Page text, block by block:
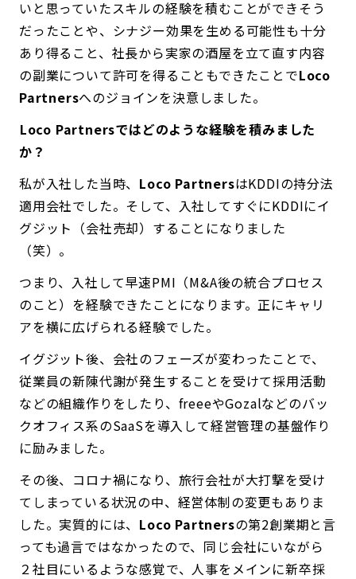
いと思っていたスキルの経験を積むことができそう
だったことや、シナジー効果を生める可能性も十分
あり得ること、社長から実家の酒屋を立て直す内容
の副業について許可を得ることもできたことでLoco
Partnersへのジョインを決意しました。
――Loco Partnersではどのような経験を積みました
か？
私が入社した当時、 Loco PartnersはKDDIの持分法
適用会社でした。そして、入社してすぐにKDDIにイ
グジット（会社売却）することになりました
（笑）。
つまり、入社して早速PMI（M&A後の統合プロセス
のこと）を経験できたことになります。正にキャリ
アを横に広げられる経験でした。
イグジット後、会社のフェーズが変わったことで、
従業員の新陳代謝が発生することを受けて採用活動
などの組織作りをしたり、freeeやGozalなどのバッ
クオフィス系のSaaSを導入して経営管理の基盤作り
に励みました。
その後、コロナ禍になり、旅行会社が大打撃を受け
てしまっている状況の中、経営体制の変更もありま
した。実質的には、 Loco Partnersの第2創業期と言
っても過言ではなかったので、同じ会社にいながら
２社目にいるような感覚で、人事をメインに新卒採